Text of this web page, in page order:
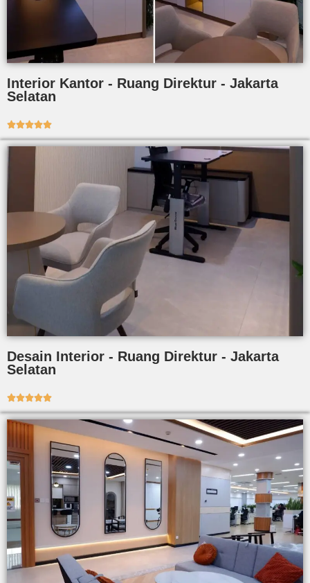
Interior Kantor - Ruang Direktur - Jakarta
Selatan

Desain Interior - Ruang Direktur - Jakarta
Selatan
